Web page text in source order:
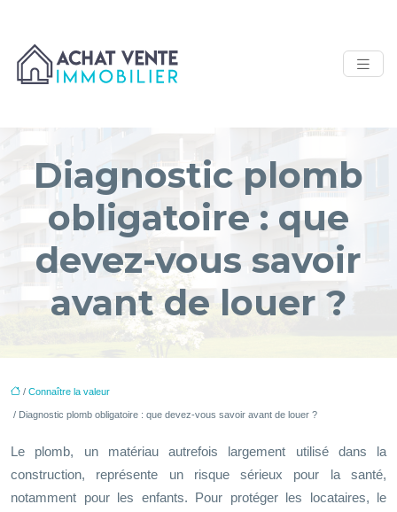
Diagnostic plomb
obligatoire : que
devez-vous savoir
avant de louer ?
/ Connaître la valeur
/ Diagnostic plomb obligatoire : que devez-vous savoir avant de louer ?
Le plomb, un matériau autrefois largement utilisé dans la
construction, représente un risque sérieux pour la santé,
notamment pour les enfants. Pour protéger les locataires, le